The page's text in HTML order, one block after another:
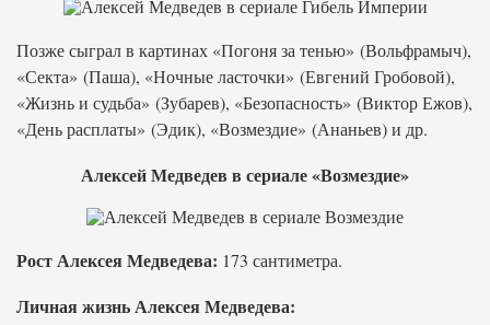
Позже сыграл в картинах «Погоня за тенью» (Вольфрамыч),
«Секта» (Паша), «Ночные ласточки» (Евгений Гробовой),
«Жизнь и судьба» (Зубарев), «Безопасность» (Виктор Ежов),
«День расплаты» (Эдик), «Возмездие» (Ананьев) и др.
Алексей Медведев в сериале «Возмездие»
Рост Алексея Медведева: 173 сантиметра.
Личная жизнь Алексея Медведева: